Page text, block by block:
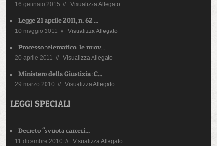
16 gennaio 2015 // Visualizza Allegato
Legge 21 aprile 2011, n. 62 ...
10 maggio 2011 // Visualizza Allegato
Processo telematico: le nuov...
20 aprile 2011 // Visualizza Allegato
Ministero della Giustizia :C...
29 marzo 2010 // Visualizza Allegato
LEGGI SPECIALI
Decreto "svuota carceri...
11 dicembre 2010 // Visualizza Allegato